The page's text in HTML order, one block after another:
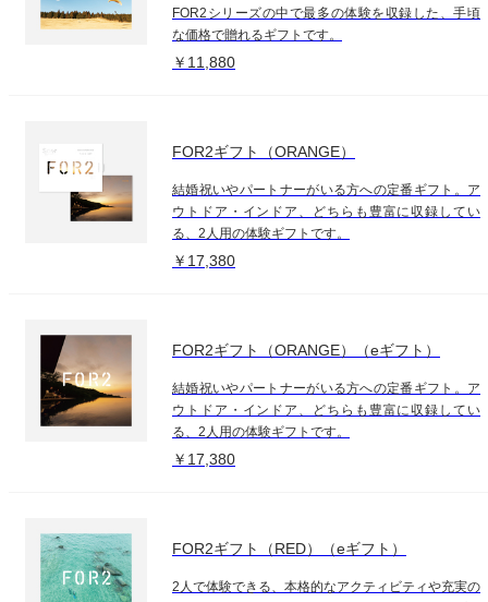
FOR2シリーズの中で最多の体験を収録した、手頃
な価格で贈れるギフトです。
￥11,880
FOR2ギフト（ORANGE）
結婚祝いやパートナーがいる方への定番ギフト。ア
ウトドア・インドア、どちらも豊富に収録してい
る、2人用の体験ギフトです。
￥17,380
FOR2ギフト（ORANGE）（eギフト）
結婚祝いやパートナーがいる方への定番ギフト。ア
ウトドア・インドア、どちらも豊富に収録してい
る、2人用の体験ギフトです。
￥17,380
FOR2ギフト（RED）（eギフト）
2人で体験できる、本格的なアクティビティや充実の